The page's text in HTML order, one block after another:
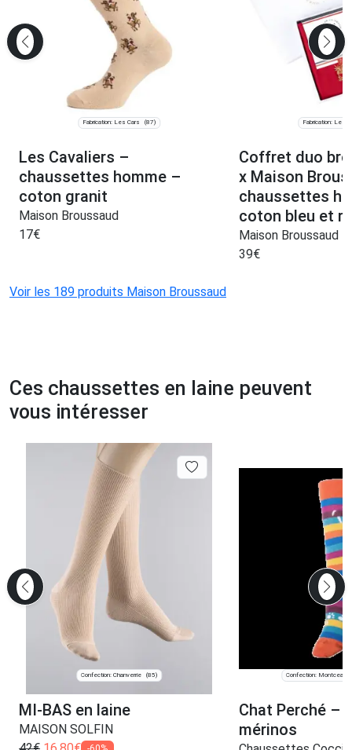
Fabrication: Les Cars (87)
Les Cavaliers –
chaussettes homme –
coton granit
Maison Broussaud
17€
Fabrication: Les
Coffret duo
x Maison
chaussettes
coton bleu et
Maison Broussaud
39€
Voir les 189 produits Maison Broussaud
Ces chaussettes en laine peuvent
vous intéresser
Confection: Chanverrie (85)
MI-BAS en laine
MAISON SOLFIN
Confection: Montceau-
Chat Perché –
mérinos